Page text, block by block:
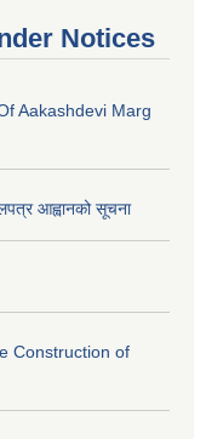
Notices
Aakashdevi Marg
आह्वानको सूचना
Construction of